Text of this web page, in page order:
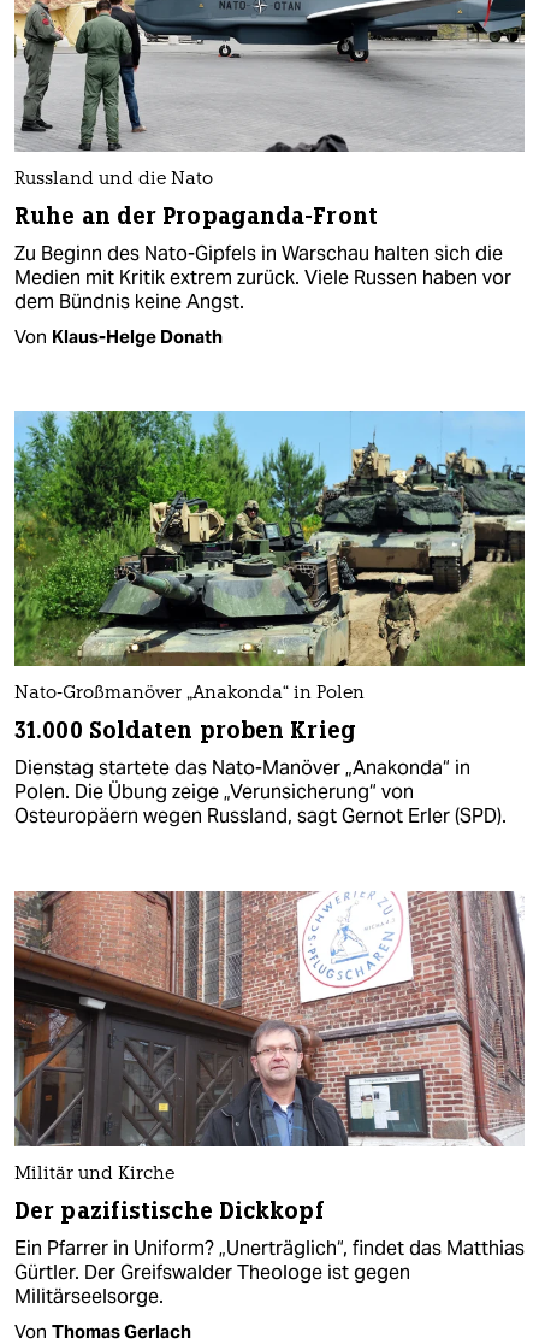
Russland und die Nato
Ruhe an der Propaganda-Front
Zu Beginn des Nato-Gipfels in Warschau halten sich die
Medien mit Kritik extrem zurück. Viele Russen haben vor
dem Bündnis keine Angst.
Von Klaus-Helge Donath
Nato-Großmanöver „Anakonda“ in Polen
31.000 Soldaten proben Krieg
Dienstag startete das Nato-Manöver „Anakonda“ in
Polen. Die Übung zeige „Verunsicherung“ von
Osteuropäern wegen Russland, sagt Gernot Erler (SPD).
Militär und Kirche
Der pazifistische Dickkopf
Ein Pfarrer in Uniform? „Unerträglich“, findet das Matthias
Gürtler. Der Greifswalder Theologe ist gegen
Militärseelsorge.
Von Thomas Gerlach